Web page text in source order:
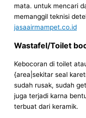
mata. untuk mencari
memanggil teknisi
jasaairmampet.co.id
Wastafel/Toilet
Kebocoran di toilet
{area|sekitar seal
sudah rusak, sudah
juga terjadi karna
terbuat dari keramik.